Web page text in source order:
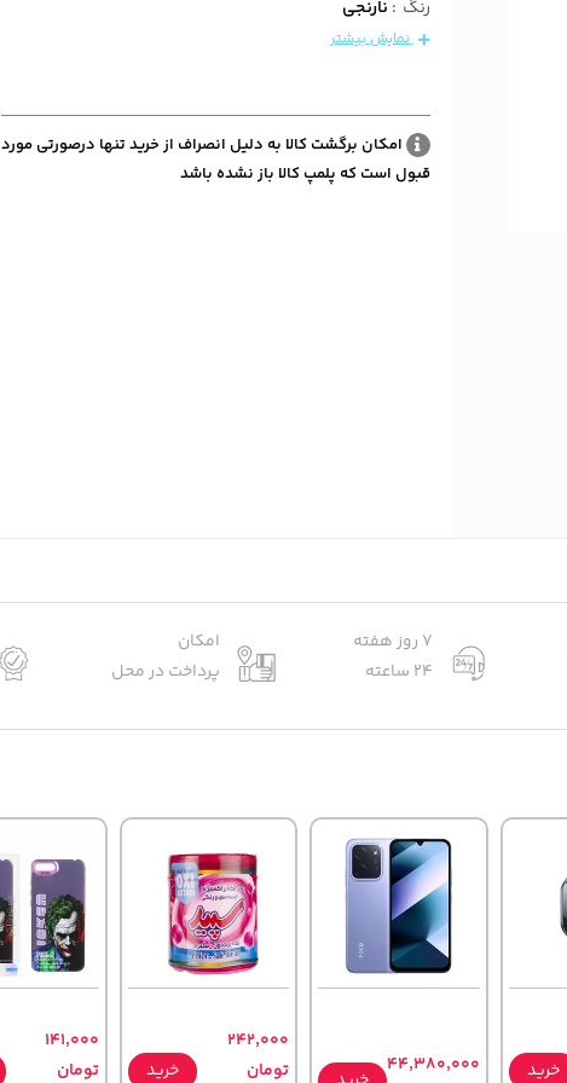
رنگ : نارنجی
نمایش بیشتر
امکان برگشت کالا به دلیل انصراف از خرید تنها درصورتی مورد
قبول است که پلمپ کالا باز نشده باشد
7 روز هفته
24 ساعته
امکان
پرداخت در محل
خرید
44,380,000
242,000
تومان
خرید
141,000
تومان